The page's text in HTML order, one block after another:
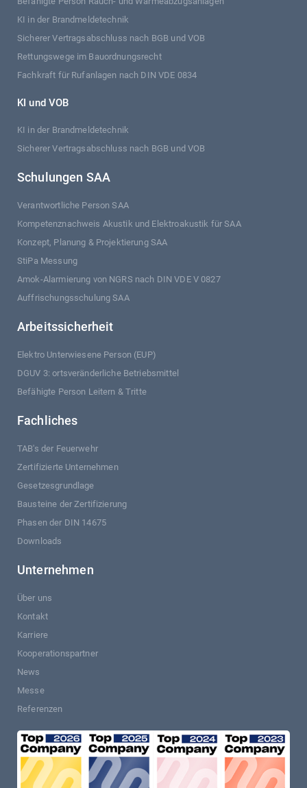
KI in der Brandmeldetechnik
Sicherer Vertragsabschluss nach BGB und VOB
Rettungswege im Bauordnungsrecht
Fachkraft für Rufanlagen nach DIN VDE 0834
KI und VOB
KI in der Brandmeldetechnik
Sicherer Vertragsabschluss nach BGB und VOB
Schulungen SAA
Verantwortliche Person SAA
Kompetenznachweis Akustik und Elektroakustik für SAA
Konzept, Planung & Projektierung SAA
StiPa Messung
Amok-Alarmierung von NGRS nach DIN VDE V 0827
Auffrischungsschulung SAA
Arbeitssicherheit
Elektro Unterwiesene Person (EUP)
DGUV 3: ortsveränderliche Betriebsmittel
Befähigte Person Leitern & Tritte
Fachliches
TAB's der Feuerwehr
Zertifizierte Unternehmen
Gesetzesgrundlage
Bausteine der Zertifizierung
Phasen der DIN 14675
Downloads
Unternehmen
Über uns
Kontakt
Karriere
Kooperationspartner
News
Messe
Referenzen